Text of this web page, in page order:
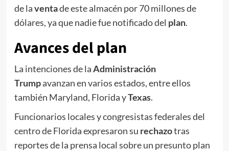
de laventade este almacén por 70 millones de
dólares, ya que nadie fue notificado del plan.
Avancesdel plan
La intenciones de laAdministración
Trumpavanzan en varios estados, entre ellos
también Maryland, Florida yTexas.
Funcionarios locales y congresistas federales del
centro de Florida expresaron su rechazotras
reportes de la prensa local sobre un presunto plan